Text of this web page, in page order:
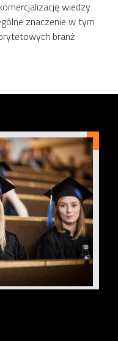
wiedzy
znaczenie w tym
branż